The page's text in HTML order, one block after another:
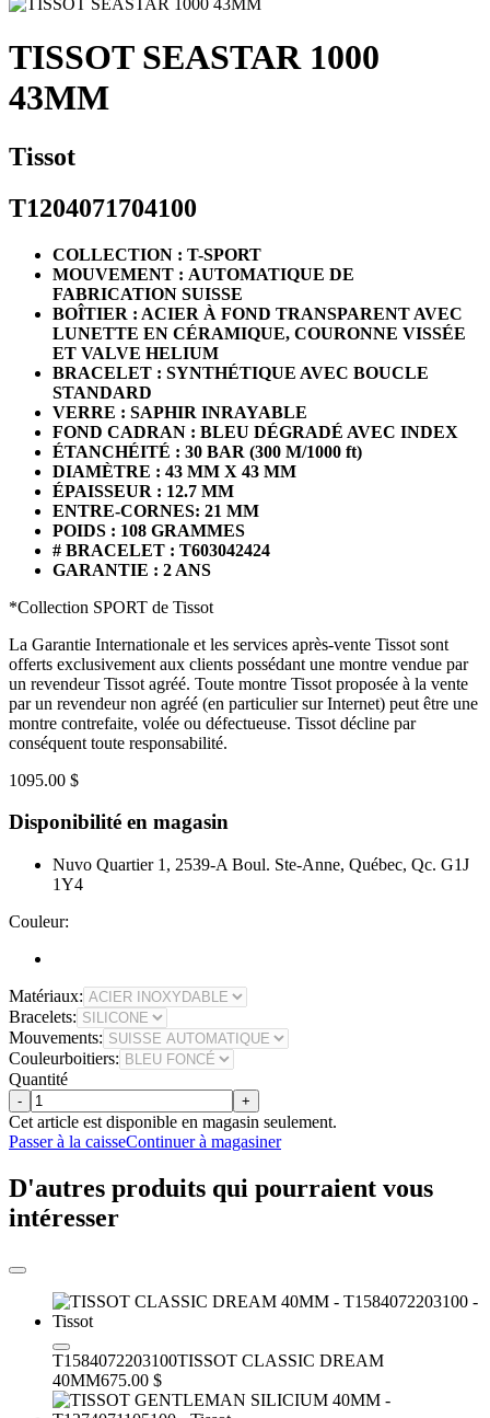
TISSOT SEASTAR 1000
43MM
Tissot
T1204071704100
COLLECTION : T-SPORT
MOUVEMENT : AUTOMATIQUE DE
FABRICATION SUISSE
BOÎTIER : ACIER À FOND TRANSPARENT AVEC
LUNETTE EN CÉRAMIQUE, COURONNE VISSÉE
ET VALVE HELIUM
BRACELET : SYNTHÉTIQUE AVEC BOUCLE
STANDARD
VERRE : SAPHIR INRAYABLE
FOND CADRAN : BLEU DÉGRADÉ AVEC INDEX
ÉTANCHÉITÉ : 30 BAR (300 M/1000 ft)
DIAMÈTRE : 43 MM X 43 MM
ÉPAISSEUR : 12.7 MM
ENTRE-CORNES: 21 MM
POIDS : 108 GRAMMES
# BRACELET : T603042424
GARANTIE : 2 ANS
*Collection SPORT de Tissot
La Garantie Internationale et les services après-vente Tissot sont
offerts exclusivement aux clients possédant une montre vendue par
un revendeur Tissot agréé. Toute montre Tissot proposée à la vente
par un revendeur non agréé (en particulier sur Internet) peut être une
montre contrefaite, volée ou défectueuse. Tissot décline par
conséquent toute responsabilité.
1095.00 $
Disponibilité en magasin
Nuvo Quartier 1, 2539-A Boul. Ste-Anne, Québec, Qc. G1J
1Y4
Couleur:
Matériaux:
Bracelets:
Mouvements:
Couleurboitiers:
Quantité
- +
Cet article est disponible en magasin seulement.
Passer à la caisseContinuer à magasiner
D'autres produits qui pourraient vous
intéresser
T1584072203100TISSOT CLASSIC DREAM
40MM675.00 $